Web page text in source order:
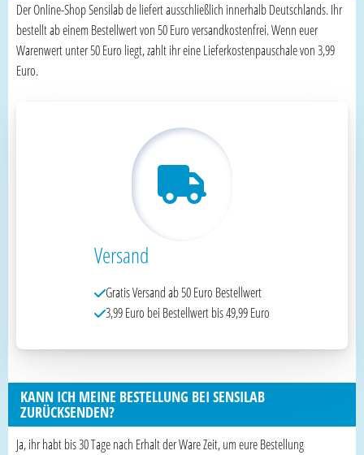
Der Online-Shop Sensilab de liefert ausschließlich innerhalb Deutschlands. Ihr
bestellt ab einem Bestellwert von 50 Euro versandkostenfrei. Wenn euer
Warenwert unter 50 Euro liegt, zahlt ihr eine Lieferkostenpauschale von 3,99
Euro.
Versand
Gratis Versand ab 50 Euro Bestellwert
3,99 Euro bei Bestellwert bis 49,99 Euro
KANN ICH MEINE BESTELLUNG BEI SENSILAB
ZURÜCKSENDEN?
Ja, ihr habt bis 30 Tage nach Erhalt der Ware Zeit, um eure Bestellung